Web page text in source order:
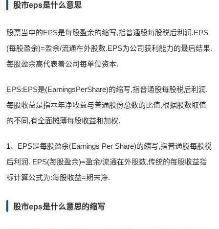
股市eps是什么意思
股票当中的EPS是每股盈余的缩写,指普通股每股税后利润.EPS
(每股盈余)=盈余/流通在外股数.EPS为公司获利能力的最后结果.
每股盈余高代表着公司每单位资本.
EPS:EPS是(EarningsPerShare)的缩写,指普通股每股税后利润.
每股收益是指本年净收益与普通股份总数的比值,根据股数取值
的不同,有全面摊薄每股收益和加权.
1、EPS是每股盈余(Earnings Per Share)的缩写,指普通股每股税
后利润. EPS(每股盈余)=盈余/流通在外股数,传统的每股收益指
标计算公式为:每股收益=期末净.
股市eps是什么意思的缩写